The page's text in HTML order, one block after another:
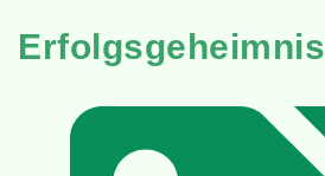
Erfolgsgeheimnis